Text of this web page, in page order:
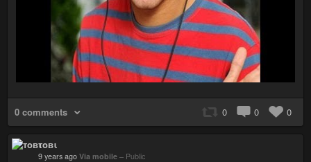
0 comments 0 0 0
тoвι
9 years ago Via mobile – Public